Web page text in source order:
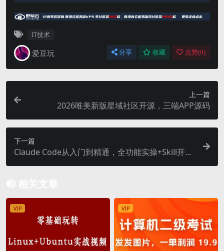
IT技术
爱豆玩 分享 收藏 点赞(0)
上一篇
2026唯美新版星域社区开源，三端APP源码
下一篇
Claude Code从入门到精通，全功能实操+Skill开发
+企业级插件
VIP VIP